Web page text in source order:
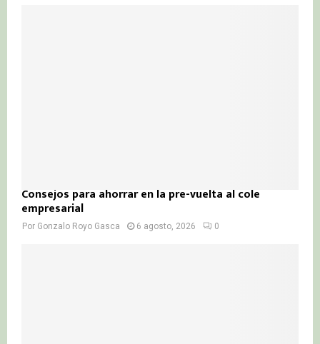
Consejos para ahorrar en la pre-vuelta al cole
empresarial
Por Gonzalo Royo Gasca 6 agosto, 2026 0